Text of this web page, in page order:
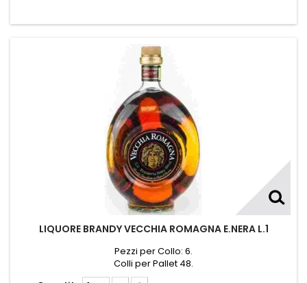
LIQUORE BRANDY VECCHIA ROMAGNA E.NERA L.1
Pezzi per Collo: 6.
Colli per Pallet 48.